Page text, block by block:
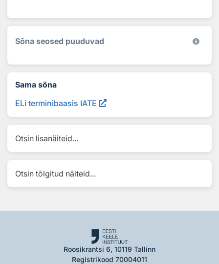
Sõna seosed puuduvad
Sama sõna
ELi terminibaasis IATE
Otsin lisanäiteid...
Otsin tõlgitud näiteid...
Roosikrantsi 6, 10119 Tallinn
Registrikood 70004011